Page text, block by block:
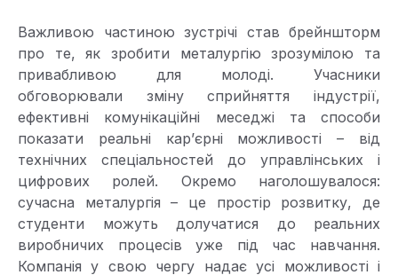
Важливою частиною зустрічі став брейншторм
про те, як зробити металургію зрозумілою та
привабливою для молоді. Учасники
обговорювали зміну сприйняття індустрії,
ефективні комунікаційні меседжі та способи
показати реальні кар’єрні можливості – від
технічних спеціальностей до управлінських і
цифрових ролей. Окремо наголошувалося:
сучасна металургія – це простір розвитку, де
студенти можуть долучатися до реальних
виробничих процесів уже під час навчання.
Компанія у свою чергу надає усі можливості і